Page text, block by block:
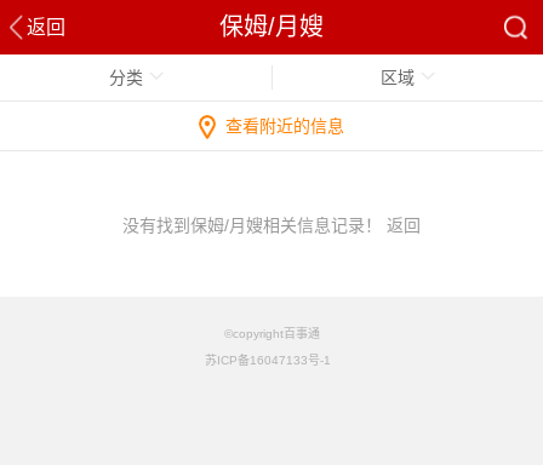
返回 保姆/月嫂
分类 区域
查看附近的信息
没有找到保姆/月嫂相关信息记录！ 返回
©copyright百事通
苏ICP备16047133号-1